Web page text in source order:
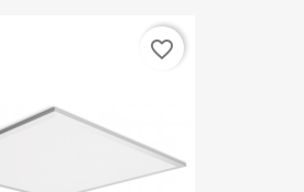
favorite_border